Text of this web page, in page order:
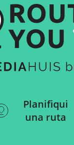
Planifiqui
una ruta